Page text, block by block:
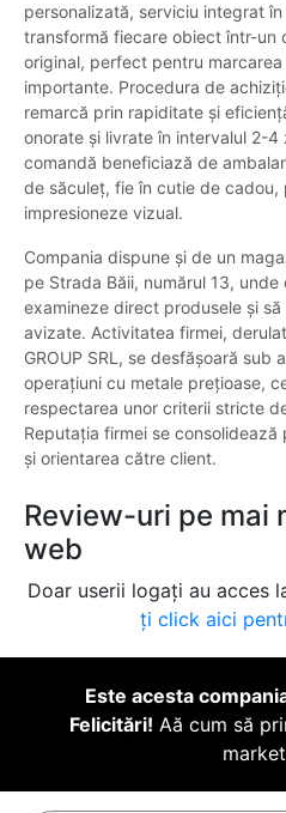
personalizată, serviciu integrat
transformă fiecare obiect într-un
original, perfect pentru
importante. Procedura de
remarcă prin rapiditate și
onorate și livrate în intervalul 2-4
comandă beneficiază de
de săculeț, fie în cutie de cadou,
impresioneze vizual.
Compania dispune și de un
pe Strada Băii, numărul 13,
examineze direct produsele și
avizate. Activitatea firmei,
GROUP SRL, se desfășoară sub
operațiuni cu metale prețioase,
respectarea unor criterii stricte
Reputația firmei se
și orientarea către client.
Review-uri pe mai
web
Doar userii logați au acces
ți click aici
Este acesta
Felicitări! Aă cum să